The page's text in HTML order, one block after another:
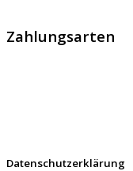
Zahlungsarten
Datenschutzerklärung